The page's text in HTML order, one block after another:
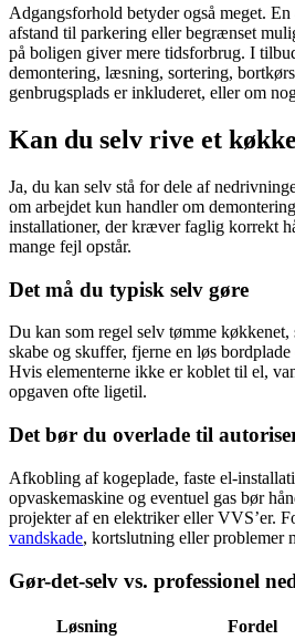
Adgangsforhold betyder også meget.
afstand til parkering eller begrænset
på boligen giver mere tidsforbrug. I
demontering, læsning, sortering,
genbrugsplads er inkluderet, eller om
Kan du selv rive et
Ja, du kan selv stå for dele af
om arbejdet kun handler om
installationer, der kræver faglig korrekt
mange fejl opstår.
Det må du typisk selv gøre
Du kan som regel selv tømme køkkenet,
skabe og skuffer, fjerne en løs
Hvis elementerne ikke er koblet til el,
opgaven ofte ligetil.
Det bør du overlade til
Afkobling af kogeplade, faste el-
opvaskemaskine og eventuel gas bør
projekter af en elektriker eller VVS’er.
vandskade, kortslutning eller problemer
Gør-det-selv vs. professionel
Løsning Fordel